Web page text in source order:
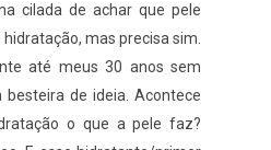
cilada de achar que pele
mas precisa sim.
até meus 30 anos sem
besteira de ideia. Acontece
o que a pele faz?